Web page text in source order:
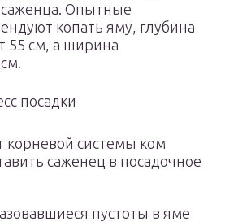
саженца. Опытные
копать яму, глубина
55 см, а ширина
посадки
корневой системы ком
саженец в посадочное
пустоты в яме